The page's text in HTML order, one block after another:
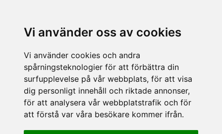
Vi använder oss av cookies
Vi använder cookies och andra
spårningsteknologier för att förbättra din
surfupplevelse på vår webbplats, för att visa
dig personligt innehåll och riktade annonser,
för att analysera vår webbplatstrafik och för
att förstå var våra besökare kommer ifrån.